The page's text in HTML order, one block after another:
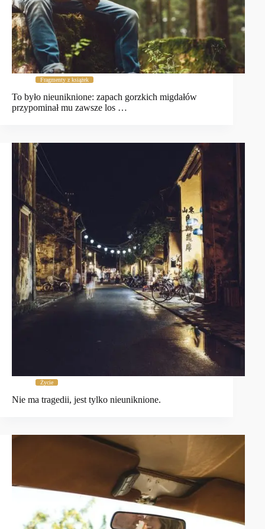
Fragmenty z książek
To było nieuniknione: zapach gorzkich migdałów
przypominał mu zawsze los …
Życie
Nie ma tragedii, jest tylko nieuniknione.